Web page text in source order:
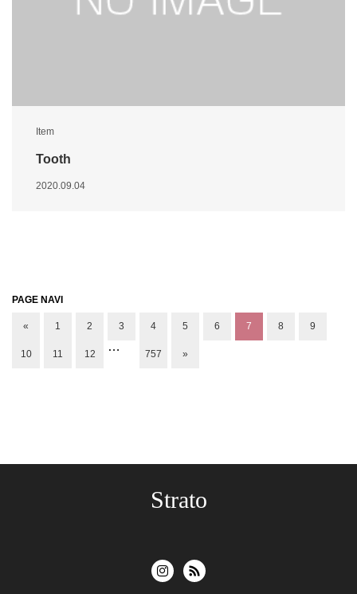
Item
Tooth
2020.09.04
PAGE NAVI
« 1 2 3 4 5 6 7 8 9
10 11 12
…
757 »
Strato